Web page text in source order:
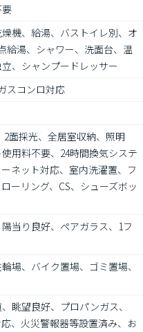
機、給湯、バストイレ別、オ
給湯、シャワー、洗面台、温
、シャンプードレッサー
スコンロ対応
2面採光、全居室収納、照明
用料不要、24時間換気システ
ネット対応、室内洗濯置、フ
ーリング、CS、シューズボッ
当り良好、ペアガラス、1フ
場、バイク置場、ゴミ置場、
眺望良好、プロパンガス、
、火災警報器等設置済み、お